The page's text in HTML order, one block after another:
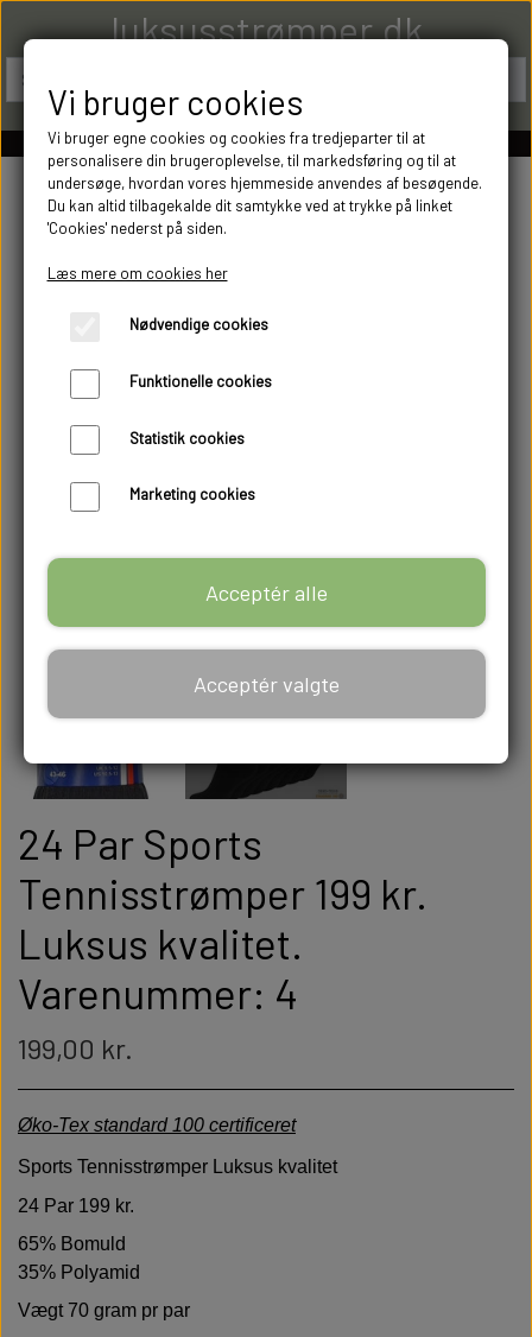
luksusstrømper.dk
24 Par Sports
Tennisstrømper 199 kr.
Luksus kvalitet.
Varenummer: 4
199,00 kr.
Øko-Tex standard 100 certificeret
Sports Tennisstrømper Luksus kvalitet
24 Par 199 kr.
65% Bomuld
35% Polyamid
Vægt 70 gram pr par
Vi bruger cookies
Vi bruger egne cookies og cookies fra tredjeparter til at
personalisere din brugeroplevelse, til markedsføring og til at
undersøge, hvordan vores hjemmeside anvendes af besøgende.
Du kan altid tilbagekalde dit samtykke ved at trykke på linket
'Cookies' nederst på siden.
Læs mere om cookies her
Nødvendige cookies
Funktionelle cookies
Statistik cookies
Marketing cookies
Acceptér alle
Acceptér valgte